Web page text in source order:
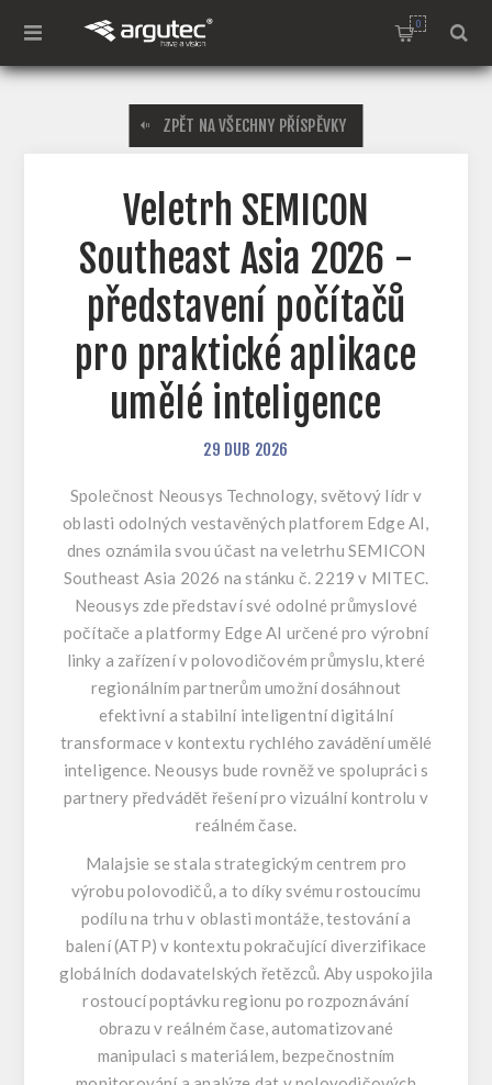
0
ZPĚT NA VŠECHNY PŘÍSPĚVKY
Veletrh SEMICON
Southeast Asia 2026 -
představení počítačů
pro praktické aplikace
umělé inteligence
29 DUB 2026
Společnost Neousys Technology, světový lídr v
oblasti odolných vestavěných platforem Edge AI,
dnes oznámila svou účast na veletrhu SEMICON
Southeast Asia 2026 na stánku č. 2219 v MITEC.
Neousys zde představí své odolné průmyslové
počítače a platformy Edge AI určené pro výrobní
linky a zařízení v polovodičovém průmyslu, které
regionálním partnerům umožní dosáhnout
efektivní a stabilní inteligentní digitální
transformace v kontextu rychlého zavádění umělé
inteligence. Neousys bude rovněž ve spolupráci s
partnery předvádět řešení pro vizuální kontrolu v
reálném čase.
Malajsie se stala strategickým centrem pro
výrobu polovodičů, a to díky svému rostoucímu
podílu na trhu v oblasti montáže, testování a
balení (ATP) v kontextu pokračující diverzifikace
globálních dodavatelských řetězců. Aby uspokojila
rostoucí poptávku regionu po rozpoznávání
obrazu v reálném čase, automatizované
manipulaci s materiálem, bezpečnostním